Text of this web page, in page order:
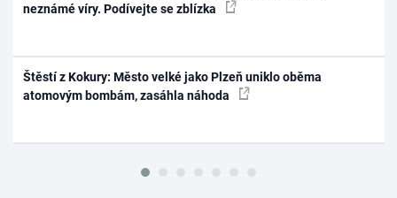
neznámé víry. Podívejte se zblízka
Štěstí z Kokury: Město velké jako Plzeň uniklo oběma
atomovým bombám, zasáhla náhoda